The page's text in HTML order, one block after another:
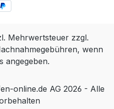
Mehrwertsteuer zzgl.
wenn
angegeben.
online.de AG 2026 - Alle